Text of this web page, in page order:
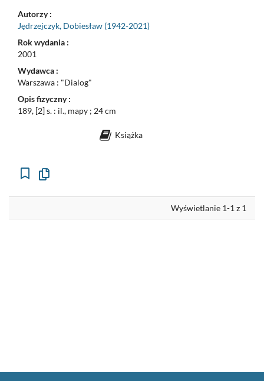
Autorzy :
Jędrzejczyk, Dobiesław (1942-2021)
Rok wydania :
2001
Wydawca :
Warszawa : "Dialog"
Opis fizyczny :
189, [2] s. : il., mapy ; 24 cm
Książka
Kopiuj
Wyświetlanie 1-1 z 1